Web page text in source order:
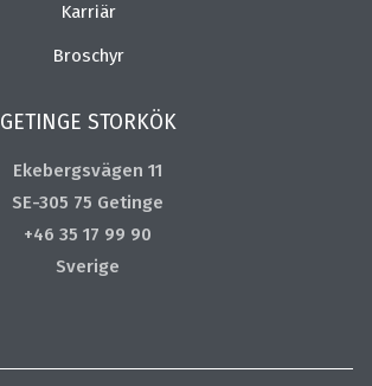
Karriär
Broschyr
GETINGE STORKÖK
Ekebergsvägen 11
SE-305 75 Getinge
+46 35 17 99 90
Sverige